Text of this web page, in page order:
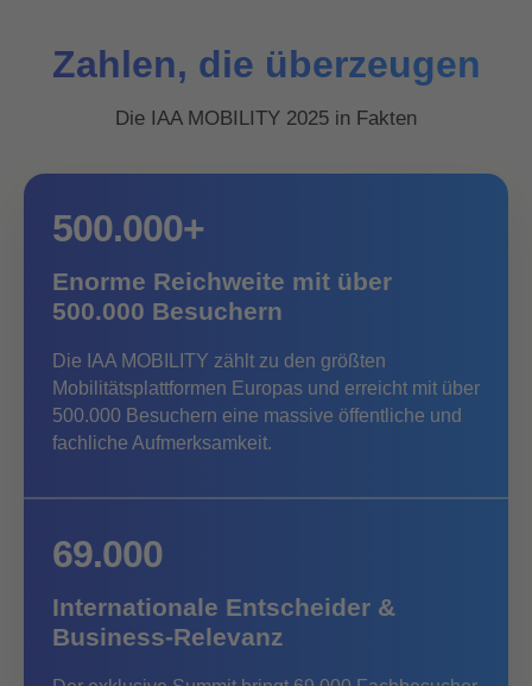
Zahlen, die überzeugen
Die IAA MOBILITY 2025 in Fakten
500.000+
Enorme Reichweite mit über
500.000 Besuchern
Die IAA MOBILITY zählt zu den größten
Mobilitätsplattformen Europas und erreicht mit über
500.000 Besuchern eine massive öffentliche und
fachliche Aufmerksamkeit.
69.000
Internationale Entscheider &
Business-Relevanz